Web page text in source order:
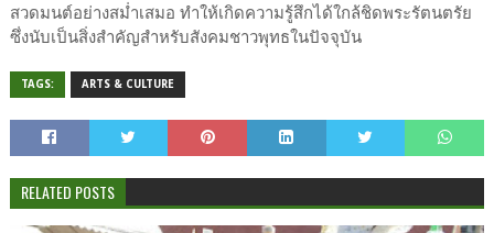
สวดมนต์อย่างสม่ำเสมอ ทำให้เกิดความรู้สึกได้ใกล้ชิดพระรัตนตรัย
ซึ่งนับเป็นสิ่งสำคัญสำหรับสังคมชาวพุทธในปัจจุบัน
TAGS: ARTS & CULTURE
RELATED POSTS